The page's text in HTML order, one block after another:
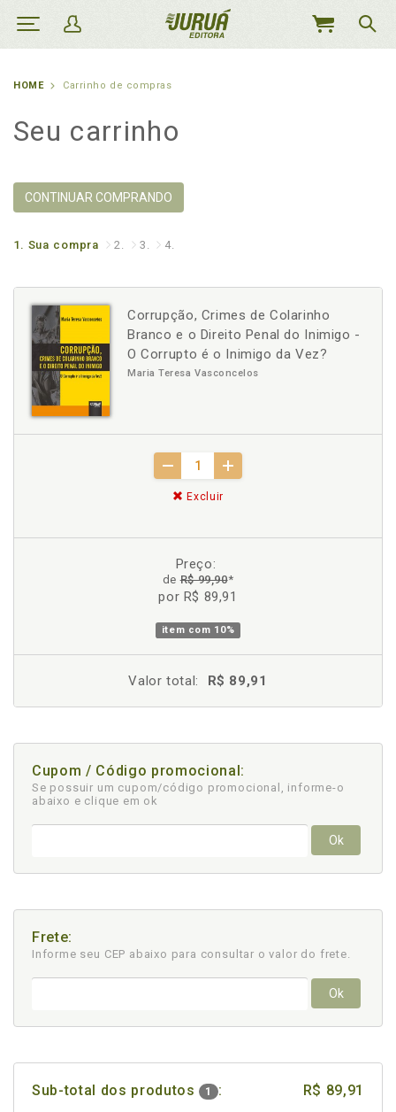
MEU
HOME Carrinho de compras
Seu carrinho
CONTINUAR COMPRANDO
1. Sua compra 2. 3. 4.
Corrupção, Crimes de Colarinho
Branco e o Direito Penal do Inimigo -
O Corrupto é o Inimigo da Vez?
Maria Teresa Vasconcelos
Excluir
Preço:
deR$ 99,90*
por R$ 89,91
item com 10%
Valor total: R$ 89,91
Cupom / Código promocional:
Se possuir um cupom/código promocional, informe-o
abaixo e clique em ok
Ok
Frete:
Informe seu CEP abaixo para consultar o valor do frete.
Ok
Sub-total dos produtos 1 : R$ 89,91